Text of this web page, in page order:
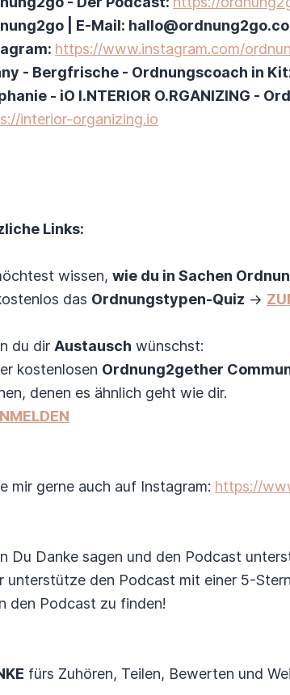
| E-Mail:
https://www.instagram.com/
- Bergfrische - Ordnungscoach in
- iO I.NTERIOR O.RGANIZING -
interior-organizing.io
Links:
wissen, wie du in Sachen
das Ordnungstypen-Quiz →
du dir Austausch wünschst:
kostenlosen Ordnung2gether
denen es ähnlich geht wie dir.
mir gerne auch auf Instagram: https://
Du Danke sagen und den Podcast
unterstütze den Podcast mit einer 5-
den Podcast zu finden!
fürs Zuhören, Teilen, Bewerten und